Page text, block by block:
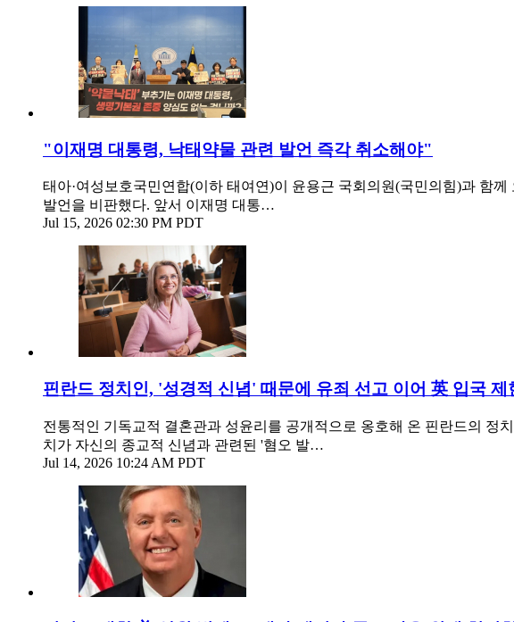
"이재명 대통령, 낙태약물 관련 발언 즉각 취소해야"
태아·여성보호국민연합(이하 태여연)이 윤용근 국회의원(국민의힘)과 함
발언을 비판했다. 앞서 이재명 대통…
Jul 15, 2026 02:30 PM PDT
핀란드 정치인, '성경적 신념' 때문에 유죄 선고 이어 英 입국 제
전통적인 기독교적 결혼관과 성윤리를 공개적으로 옹호해 온 핀란드의 정
치가 자신의 종교적 신념과 관련된 '혐오 발…
Jul 14, 2026 10:24 AM PDT